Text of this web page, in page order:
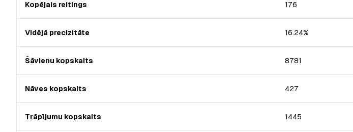
Kopējais reitings 176
Vidējā precizitāte 16.24%
Šāvienu kopskaits 8781
Nāves kopskaits 427
Trāpījumu kopskaits 1445